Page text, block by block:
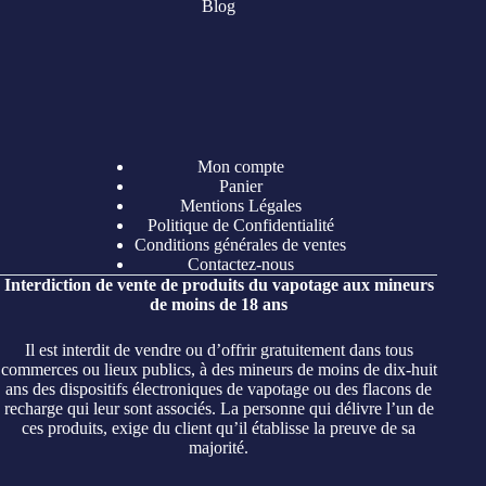
Blog
Mon compte
Panier
Mentions Légales
Politique de Confidentialité
Conditions générales de ventes
Contactez-nous
Interdiction de vente de produits du vapotage aux mineurs
de moins de 18 ans
Il est interdit de vendre ou d’offrir gratuitement dans tous
commerces ou lieux publics, à des mineurs de moins de dix-huit
ans des dispositifs électroniques de vapotage ou des flacons de
recharge qui leur sont associés. La personne qui délivre l’un de
ces produits, exige du client qu’il établisse la preuve de sa
majorité.